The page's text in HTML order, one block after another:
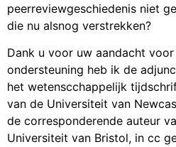
peerreviewgeschiedenis niet
die nu alsnog verstrekken?
Dank u voor uw aandacht
ondersteuning heb ik de
het wetenscchappelijk
van de Universiteit van
de corresponderende auteur
Universiteit van Bristol, in cc